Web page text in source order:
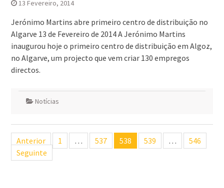
13 Fevereiro, 2014
Jerónimo Martins abre primeiro centro de distribuição no
Algarve 13 de Fevereiro de 2014 A Jerónimo Martins
inaugurou hoje o primeiro centro de distribuição em Algoz,
no Algarve, um projecto que vem criar 130 empregos
directos.
Notícias
Navegação
de
artigos
Anterior 1 … 537 538 539 …
546
Seguinte